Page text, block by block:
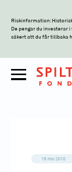
Riskinformation:
De pengar du investerar
säkert att du får tillbaka
15 nov 2010